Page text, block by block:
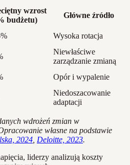
wzrost
budżetu)
Główne źródło
Wysoka rotacja
Niewłaściwe
zarządzanie zmianą
Opór i wypalenie
Niedoszacowanie
adaptacji
wdrożeń zmian w
własne na podstawie
2024 Deloitte, 2023.